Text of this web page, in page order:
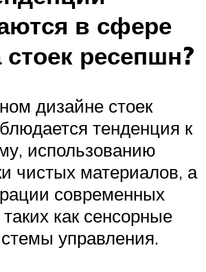
в сфере
ресепшн?
дизайне стоек
тенденция к
использованию
чистых материалов, а
современных
как сенсорные
управления.